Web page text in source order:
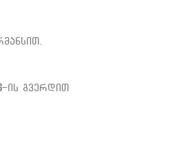
-ის გვერდით